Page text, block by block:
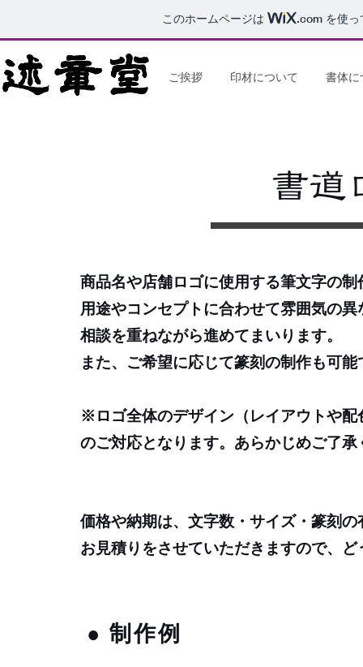
このホームページは .comを使っ
ご挨拶 印材について 書体に
書道
商品名や店舗ロゴに使用する筆文字の
用途やコンセプトに合わせて雰囲気の
相談を重ねながら進めてまいります。
また、ご希望に応じて篆刻の制作も可能
※ロゴ全体のデザイン（レイアウトや
のご対応となります。あらかじめご了承
価格や納期は、文字数・サイズ・篆刻
お見積りをさせていただきますので、
​● 制作例